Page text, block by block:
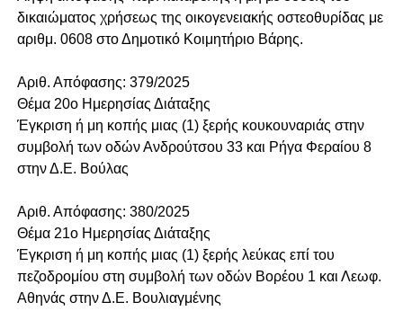
δικαιώματος χρήσεως της οικογενειακής οστεοθυρίδας με
αριθμ. 0608 στο Δημοτικό Κοιμητήριο Βάρης.
Αριθ. Απόφασης: 379/2025
Θέμα 20o Ημερησίας Διάταξης
Έγκριση ή μη κοπής μιας (1) ξερής κουκουναριάς στην
συμβολή των οδών Ανδρούτσου 33 και Ρήγα Φεραίου 8
στην Δ.Ε. Βούλας
Αριθ. Απόφασης: 380/2025
Θέμα 21o Ημερησίας Διάταξης
Έγκριση ή μη κοπής μιας (1) ξερής λεύκας επί του
πεζοδρομίου στη συμβολή των οδών Βορέου 1 και Λεωφ.
Αθηνάς στην Δ.Ε. Βουλιαγμένης